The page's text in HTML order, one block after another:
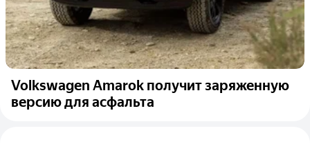
Volkswagen Amarok получит заряженную
версию для асфальта